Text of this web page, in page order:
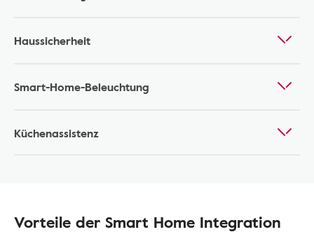
Haussicherheit
Smart-Home-Beleuchtung
Küchenassistenz
Vorteile der Smart Home Integration